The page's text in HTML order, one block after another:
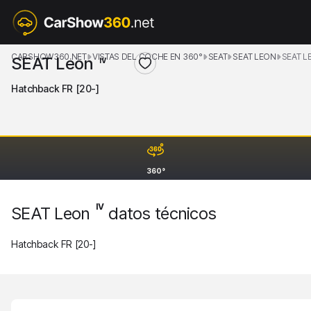
360°
CARSHOW360.NET VISTAS DEL COCHE EN 360° SEAT SEAT LEON SEAT
SEAT Leon IV
Hatchback FR [20-]
SEAT Leon IV datos técnicos
Hatchback FR [20-]